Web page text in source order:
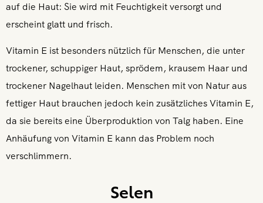
auf die Haut: Sie wird mit Feuchtigkeit versorgt und
erscheint glatt und frisch.
Vitamin E ist besonders nützlich für Menschen, die unter
trockener, schuppiger Haut, sprödem, krausem Haar und
trockener Nagelhaut leiden. Menschen mit von Natur aus
fettiger Haut brauchen jedoch kein zusätzliches Vitamin E,
da sie bereits eine Überproduktion von Talg haben. Eine
Anhäufung von Vitamin E kann das Problem noch
verschlimmern.
Selen